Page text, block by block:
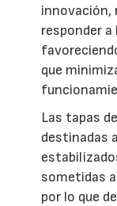
innovación,
responder
que
Las tapas
destinadas
sometidas
por lo que